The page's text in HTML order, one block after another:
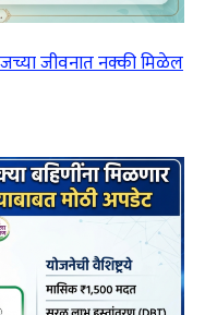
जीवनात नक्की मिळेल